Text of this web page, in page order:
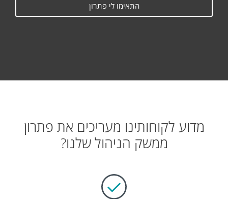
התאימו לי פתרון
מדוע לקוחותינו מעריכים את פתרון
ממשק הניהול שלנו?